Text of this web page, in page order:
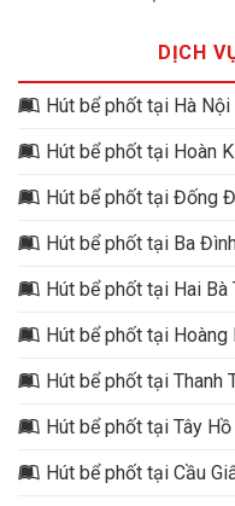
DỊCH
Hút bể phốt tại Hà Nội
Hút bể phốt tại Hoàn
Hút bể phốt tại Đống
Hút bể phốt tại Ba
Hút bể phốt tại Hai Bà
Hút bể phốt tại Hoàng
Hút bể phốt tại Thanh
Hút bể phốt tại Tây Hồ
Hút bể phốt tại Cầu